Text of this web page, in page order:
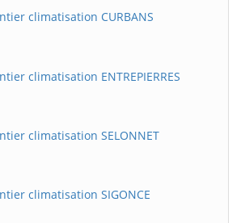
climatisation CURBANS
climatisation ENTREPIERRES
climatisation SELONNET
climatisation SIGONCE